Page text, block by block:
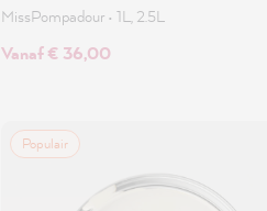
MissPompadour • 1L, 2.5L
Vanaf € 36,00
Populair